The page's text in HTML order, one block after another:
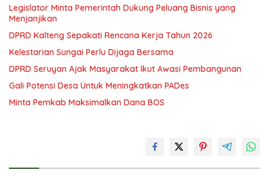
Legislator Minta Pemerintah Dukung Peluang Bisnis yang
Menjanjikan
DPRD Kalteng Sepakati Rencana Kerja Tahun 2026
Kelestarian Sungai Perlu Dijaga Bersama
DPRD Seruyan Ajak Masyarakat Ikut Awasi Pembangunan
Gali Potensi Desa Untuk Meningkatkan PADes
Minta Pemkab Maksimalkan Dana BOS